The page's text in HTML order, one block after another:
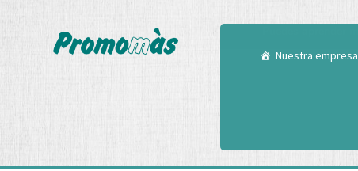
Nuestra empresa